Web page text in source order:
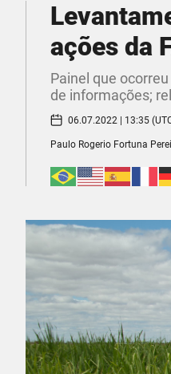
ações da
Painel que
de informações;
06.07.2022 | 13:35
Paulo Rogerio Fortuna